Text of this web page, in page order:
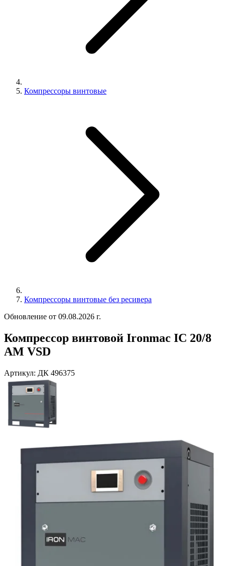
Компрессоры винтовые
Компрессоры винтовые без ресивера
Обновление от 09.08.2026 г.
Компрессор винтовой Ironmac IC 20/8
AM VSD
Артикул: ДК 496375